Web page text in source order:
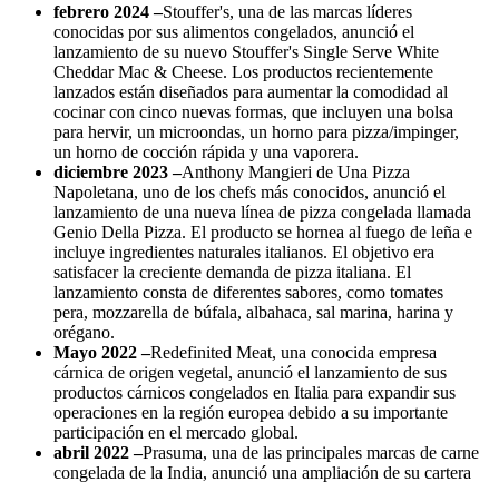
febrero 2024 –Stouffer's, una de las marcas líderes
conocidas por sus alimentos congelados, anunció el
lanzamiento de su nuevo Stouffer's Single Serve White
Cheddar Mac & Cheese. Los productos recientemente
lanzados están diseñados para aumentar la comodidad al
cocinar con cinco nuevas formas, que incluyen una bolsa
para hervir, un microondas, un horno para pizza/impinger,
un horno de cocción rápida y una vaporera.
diciembre 2023 –Anthony Mangieri de Una Pizza
Napoletana, uno de los chefs más conocidos, anunció el
lanzamiento de una nueva línea de pizza congelada llamada
Genio Della Pizza. El producto se hornea al fuego de leña e
incluye ingredientes naturales italianos. El objetivo era
satisfacer la creciente demanda de pizza italiana. El
lanzamiento consta de diferentes sabores, como tomates
pera, mozzarella de búfala, albahaca, sal marina, harina y
orégano.
Mayo 2022 –Redefinited Meat, una conocida empresa
cárnica de origen vegetal, anunció el lanzamiento de sus
productos cárnicos congelados en Italia para expandir sus
operaciones en la región europea debido a su importante
participación en el mercado global.
abril 2022 –Prasuma, una de las principales marcas de carne
congelada de la India, anunció una ampliación de su cartera